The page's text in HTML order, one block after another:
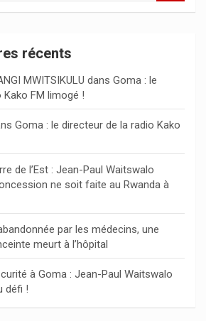
récents
MWITSIKULU dans Goma : le
FM limogé !
Goma : le directeur de la radio Kako
de l’Est : Jean-Paul Waitswalo
ne soit faite au Rwanda à
par les médecins, une
meurt à l’hôpital
à Goma : Jean-Paul Waitswalo
défi !